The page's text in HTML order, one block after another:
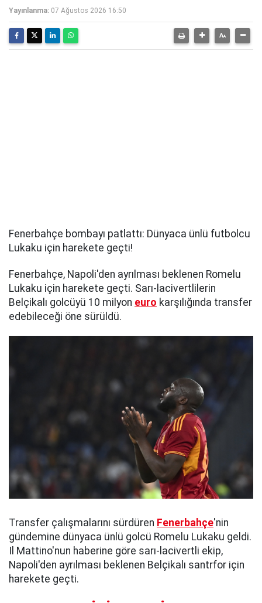
Yayınlanma: 07 Ağustos 2026 16:50
Fenerbahçe bombayı patlattı: Dünyaca ünlü futbolcu
Lukaku için harekete geçti!
Fenerbahçe, Napoli'den ayrılması beklenen Romelu
Lukaku için harekete geçti. Sarı-lacivertlilerin
Belçikalı golcüyü 10 milyon euro karşılığında transfer
edebileceği öne sürüldü.
Transfer çalışmalarını sürdüren Fenerbahçe'nin
gündemine dünyaca ünlü golcü Romelu Lukaku geldi.
Il Mattino'nun haberine göre sarı-lacivertli ekip,
Napoli'den ayrılması beklenen Belçikalı santrfor için
harekete geçti.